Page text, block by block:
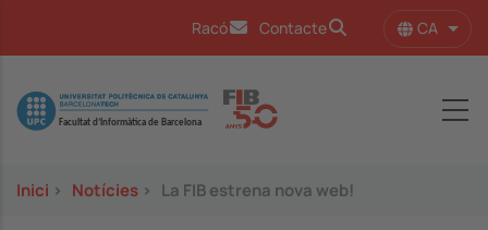
Racó Contacte CA
Image
Inici > Notícies > La FIB estrena nova web!